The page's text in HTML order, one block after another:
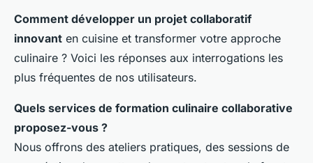
Comment développer un projet collaboratif
innovant en cuisine et transformer votre approche
culinaire ? Voici les réponses aux interrogations les
plus fréquentes de nos utilisateurs.
Quels services de formation culinaire collaborative
proposez-vous ?
Nous offrons des ateliers pratiques, des sessions de